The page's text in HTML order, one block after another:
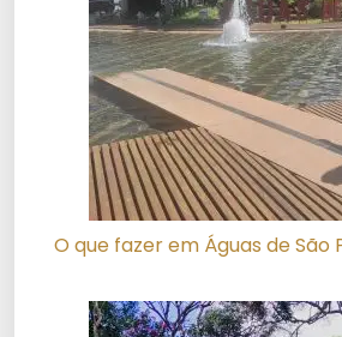
O que fazer em Águas de São